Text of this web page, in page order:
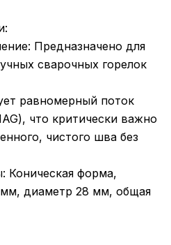
Предназначено для
сварочных горелок
равномерный поток
что критически важно
чистого шва без
Коническая форма,
мм, диаметр 28 мм, общая